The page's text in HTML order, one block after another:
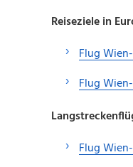
Reiseziele in
Flug
Flug
Flug